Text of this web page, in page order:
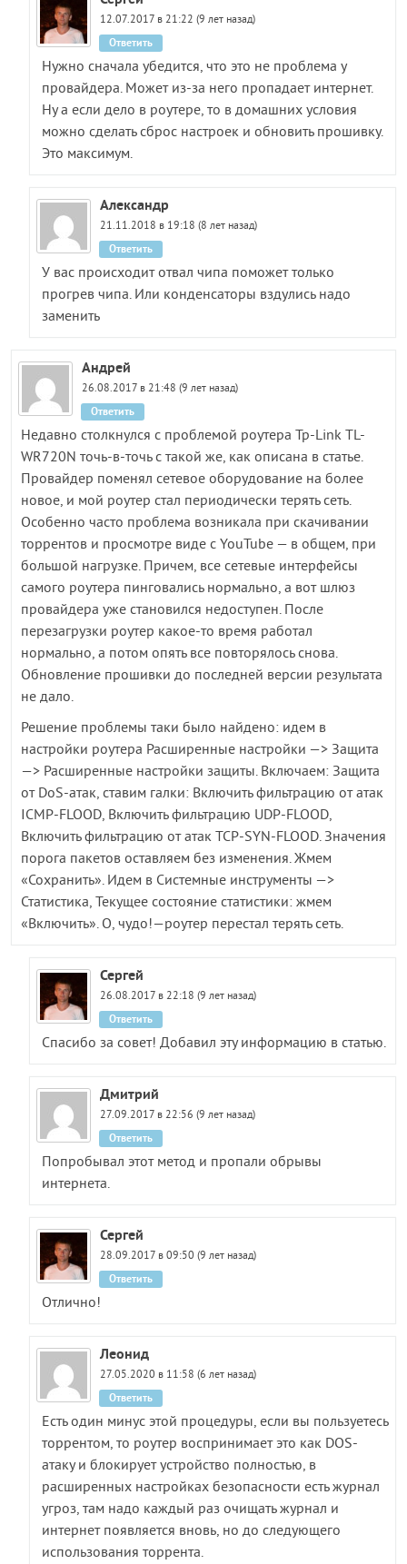
12.07.2017 в 21:22 (9 лет назад)
Нужно сначала убедится, что это не проблема у
провайдера. Может из-за него пропадает интернет.
Ну а если дело в роутере, то в домашних условия
можно сделать сброс настроек и обновить прошивку.
Это максимум.
Ответить
Александр
21.11.2018 в 19:18 (8 лет назад)
У вас происходит отвал чипа поможет только
прогрев чипа. Или конденсаторы вздулись надо
заменить
Ответить
Андрей
26.08.2017 в 21:48 (9 лет назад)
Недавно столкнулся с проблемой роутера Tp-Link TL-
WR720N точь-в-точь с такой же, как описана в статье.
Провайдер поменял сетевое оборудование на более
новое, и мой роутер стал периодически терять сеть.
Особенно часто проблема возникала при скачивании
торрентов и просмотре виде с YouTube — в общем, при
большой нагрузке. Причем, все сетевые интерфейсы
самого роутера пинговались нормально, а вот шлюз
провайдера уже становился недоступен. После
перезагрузки роутер какое-то время работал
нормально, а потом опять все повторялось снова.
Обновление прошивки до последней версии результата
не дало.
Решение проблемы таки было найдено: идем в
настройки роутера Расширенные настройки —> Защита
—> Расширенные настройки защиты. Включаем: Защита
от DoS-атак, ставим галки: Включить фильтрацию от атак
ICMP-FLOOD, Включить фильтрацию UDP-FLOOD,
Включить фильтрацию от атак TCP-SYN-FLOOD. Значения
порога пакетов оставляем без изменения. Жмем
«Сохранить». Идем в Системные инструменты —>
Статистика, Текущее состояние статистики: жмем
«Включить». О, чудо!—роутер перестал терять сеть.
Ответить
Сергей
26.08.2017 в 22:18 (9 лет назад)
Спасибо за совет! Добавил эту информацию в статью.
Ответить
Дмитрий
27.09.2017 в 22:56 (9 лет назад)
Попробывал этот метод и пропали обрывы
интернета.
Ответить
Сергей
28.09.2017 в 09:50 (9 лет назад)
Отлично!
Ответить
Леонид
27.05.2020 в 11:58 (6 лет назад)
Есть один минус этой процедуры, если вы пользуетесь
торрентом, то роутер воспринимает это как DOS-
атаку и блокирует устройство полностью, в
расширенных настройках безопасности есть журнал
угроз, там надо каждый раз очищать журнал и
интернет появляется вновь, но до следующего
использования торрента.
Ответить